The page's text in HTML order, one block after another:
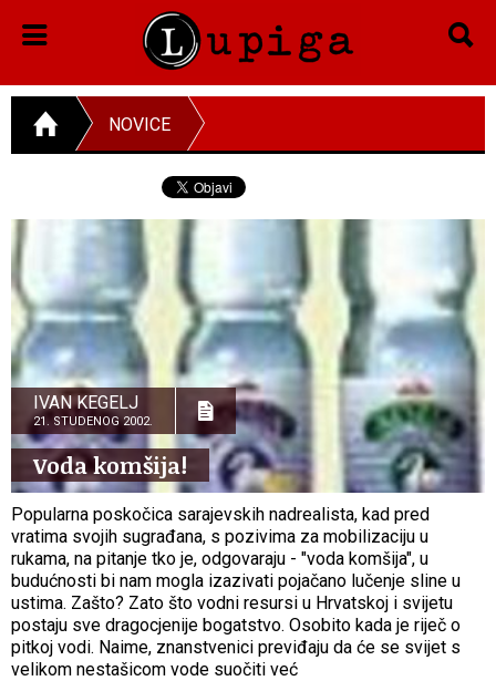
NOVICE
IVAN KEGELJ
21. STUDENOG 2002.
Voda komšija!
Popularna poskočica sarajevskih nadrealista, kad pred
vratima svojih sugrađana, s pozivima za mobilizaciju u
rukama, na pitanje tko je, odgovaraju - "voda komšija", u
budućnosti bi nam mogla izazivati pojačano lučenje sline u
ustima. Zašto? Zato što vodni resursi u Hrvatskoj i svijetu
postaju sve dragocjenije bogatstvo. Osobito kada je riječ o
pitkoj vodi. Naime, znanstvenici previđaju da će se svijet s
velikom nestašicom vode suočiti već